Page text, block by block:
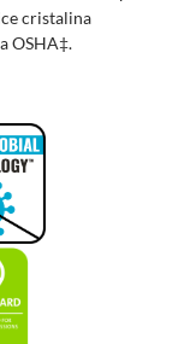
cristalina
OSHA‡.